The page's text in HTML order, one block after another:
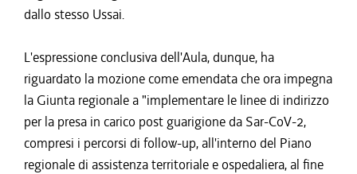
dallo stesso Ussai.
L'espressione conclusiva dell'Aula, dunque, ha
riguardato la mozione come emendata che ora impegna
la Giunta regionale a "implementare le linee di indirizzo
per la presa in carico post guarigione da Sar-CoV-2,
compresi i percorsi di follow-up, all'interno del Piano
regionale di assistenza territoriale e ospedaliera, al fine